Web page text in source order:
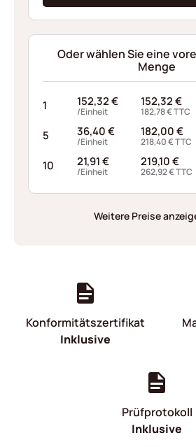
Oder wählen Sie eine
Menge
1 152,32€
/Einheit
152,32€
182,78€TTC
5 36,40€
/Einheit
182,00€
218,40€TTC
10 21,91€
/Einheit
219,10€
262,92€TTC
Weitere Preise
Konformitätszertifikat
Inklusive
Prüfprotokoll
Inklusive